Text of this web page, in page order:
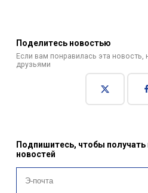
Поделитесь новостью
Если вам понравилась эта новость,
друзьями
Подпишитесь, чтобы
новостей